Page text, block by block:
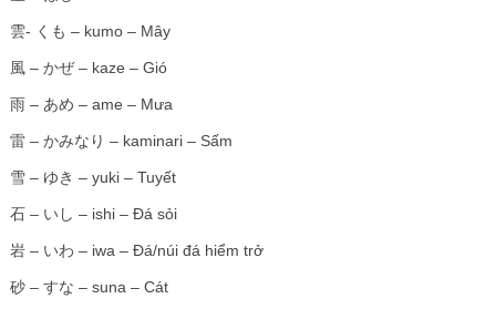
雲- くも – kumo – Mây
風 – かぜ – kaze – Gió
雨 – あめ – ame – Mưa
雷 – かみなり – kaminari – Sấm
雪 – ゆき – yuki – Tuyết
石 – いし – ishi – Đá sỏi
岩 – いわ – iwa – Đá/núi đá hiểm trở
砂 – すな – suna – Cát